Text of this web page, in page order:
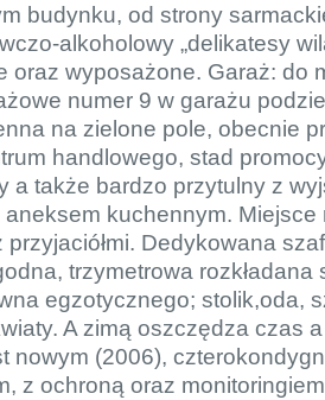
budynku, od strony
alkoholowy „delikatesy
oraz wyposażone. Garaż: do
numer 9 w garażu
na zielone pole, obecnie
handlowego, stad
a także bardzo przytulny z
aneksem kuchennym.
przyjaciółmi. Dedykowana
trzymetrowa rozkładana
egzotycznego; stolik,oda,
A zimą oszczędza czas
nowym (2006),
z ochroną oraz